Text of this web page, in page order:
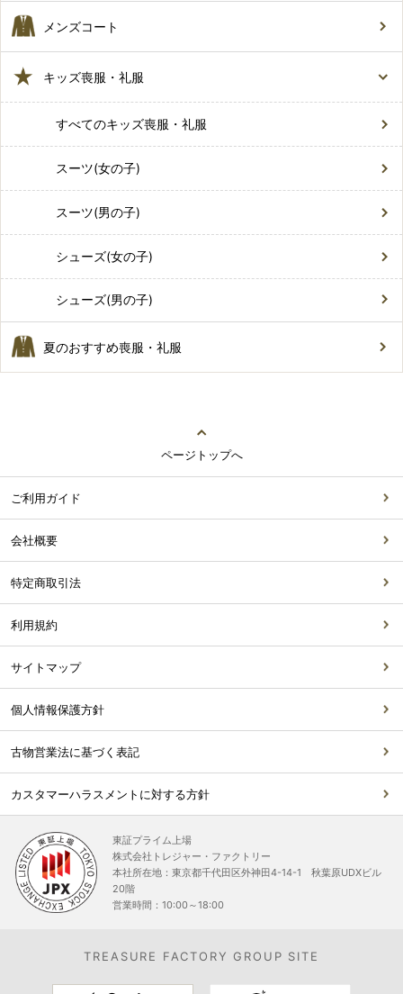
メンズコート
キッズ喪服・礼服
すべてのキッズ喪服・礼服
スーツ(女の子)
スーツ(男の子)
シューズ(女の子)
シューズ(男の子)
夏のおすすめ喪服・礼服
ページトップへ
ご利用ガイド
会社概要
特定商取引法
利用規約
サイトマップ
個人情報保護方針
古物営業法に基づく表記
カスタマーハラスメントに対する方針
東証プライム上場
株式会社トレジャー・ファクトリー
本社所在地：東京都千代田区外神田4-14-1 秋葉原UDXビル
20階
営業時間：10:00～18:00
TREASURE FACTORY GROUP SITE